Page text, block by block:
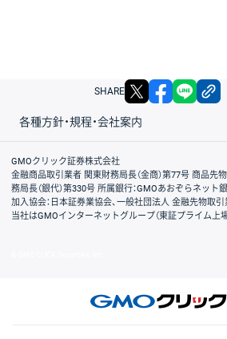
SHARE X
各種方針・規程・会社案内
取引規程・約款
サイトマップ
その他のご案内
個人情報保護方針
最良執行方針
サイトのご利用について
ディスクレイマー
信託保全
リスク説明
会社案内
GMOクリック証券株式会社
金融商品取引業者 関東財務局長（金商）第77号 商品先
務局長（銀代）第330号 所属銀行：GMOあおぞらネット
加入協会：日本証券業協会、一般社団法人 金融先物取
当社はGMOインターネットグループ（東証プライム上